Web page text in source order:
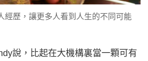
經歷，讓更多人看到人生的不同可能
說，比起在大機構裏當一顆可有